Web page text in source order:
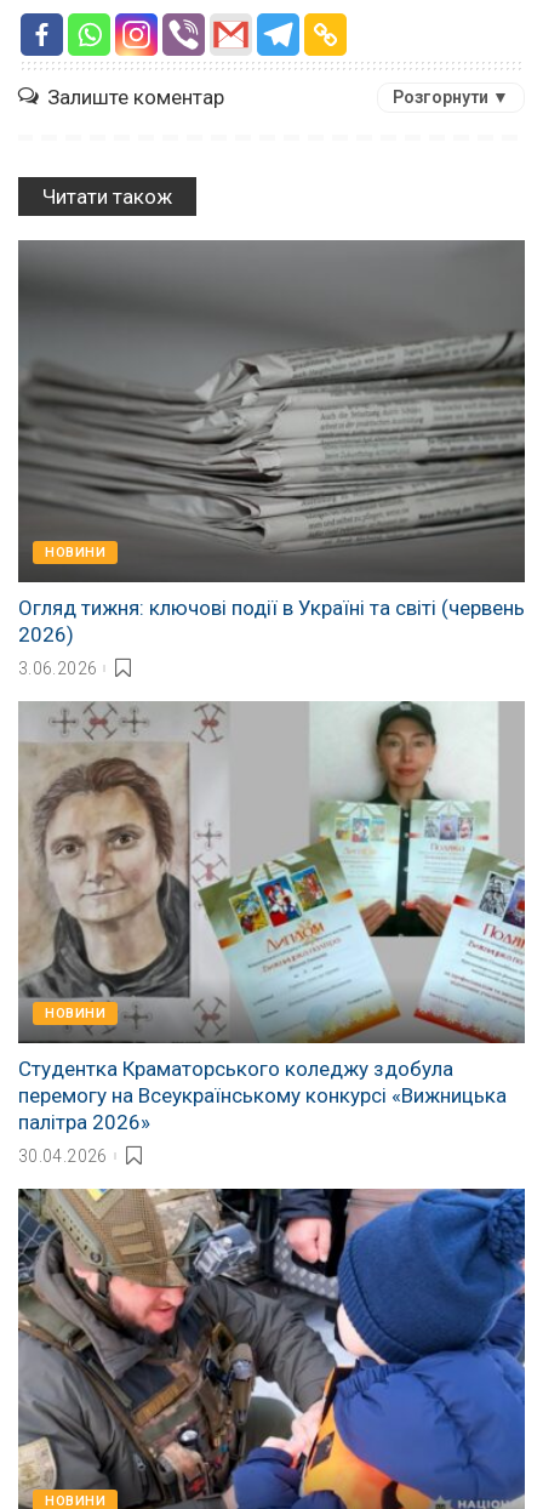
Залиште коментар Розгорнути ▼
Читати також
НОВИНИ
Огляд тижня: ключові події в Україні та світі (червень
2026)
3.06.2026
НОВИНИ
Студентка Краматорського коледжу здобула
перемогу на Всеукраїнському конкурсі «Вижницька
палітра 2026»
30.04.2026
НОВИНИ